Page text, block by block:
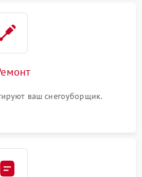
ваш снегоуборщик.